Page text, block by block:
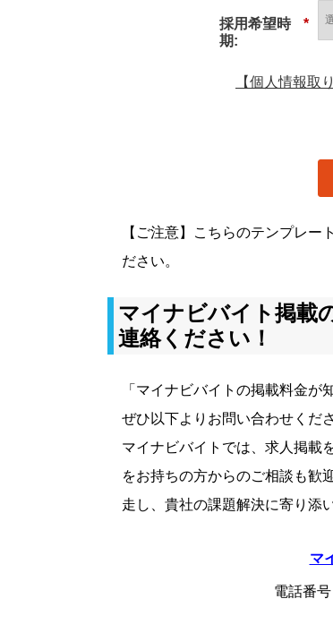
*
採用希望時
期:
【個人情報取
【ご注意】こちらのテンプレー
ださい。
マイナビバイト掲載
連絡ください！
「マイナビバイトの掲載料金が
ぜひ以下よりお問い合わせくださ
マイナビバイトでは、求人掲載
をお持ちの方からのご相談も歓
走し、貴社の課題解決に寄り添
マ
電話番号